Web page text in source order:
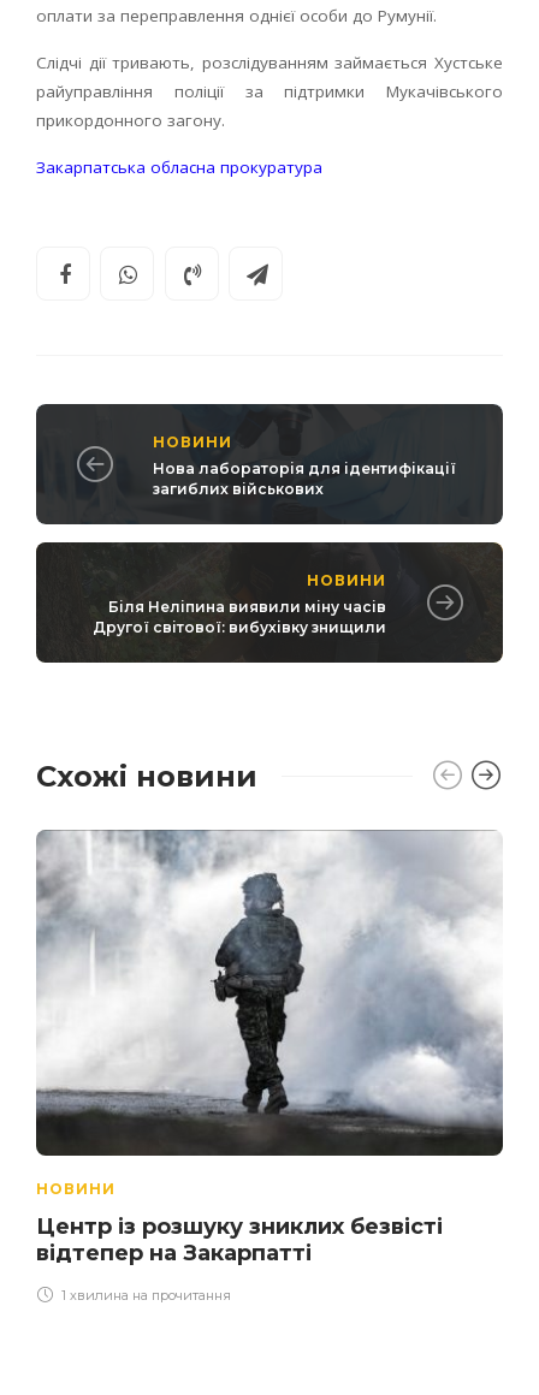
оплати за переправлення однієї особи до Румунії.
Слідчі дії тривають, розслідуванням займається Хустське
райуправління поліції за підтримки Мукачівського
прикордонного загону.
Закарпатська обласна прокуратура
НОВИНИ
Нова лабораторія для ідентифікації
загиблих військових
НОВИНИ
Біля Неліпина виявили міну часів
Другої світової: вибухівку знищили
Схожі новини
НОВИНИ
Центр із розшуку зниклих безвісті
відтепер на Закарпатті
1 хвилина на прочитання